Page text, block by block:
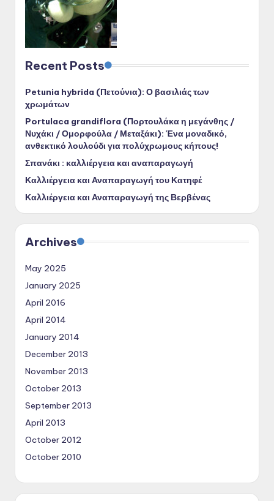
Recent Posts
Petunia hybrida (Πετούνια): Ο βασιλιάς των
χρωμάτων
Portulaca grandiflora (Πορτουλάκα η μεγάνθης /
Νυχάκι / Ομορφούλα / Μεταξάκι): Ένα μοναδικό,
ανθεκτικό λουλούδι για πολύχρωμους κήπους!
Σπανάκι : καλλιέργεια και αναπαραγωγή
Καλλιέργεια και Αναπαραγωγή του Κατηφέ
Καλλιέργεια και Αναπαραγωγή της Βερβένας
Archives
May 2025
January 2025
April 2016
April 2014
January 2014
December 2013
November 2013
October 2013
September 2013
April 2013
October 2012
October 2010